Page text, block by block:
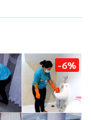
-6%